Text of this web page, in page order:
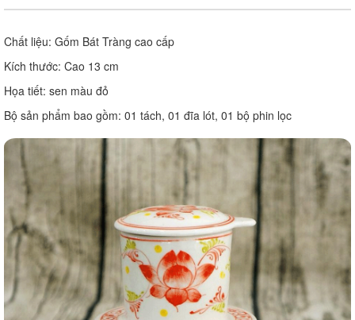
Chất liệu: Gốm Bát Tràng cao cấp
Kích thước: Cao 13 cm
Họa tiết: sen màu đỏ
Bộ sản phẩm bao gồm: 01 tách, 01 đĩa lót, 01 bộ phin lọc